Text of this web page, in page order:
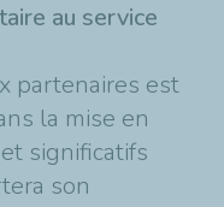
au service
partenaires est
la mise en
significatifs
son